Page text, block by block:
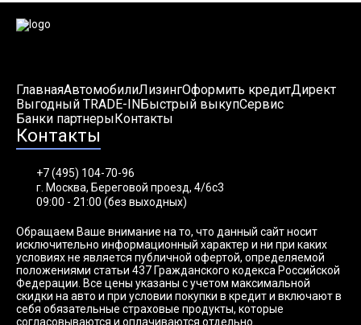
ГлавнаяАвтомобилиЛизингОформить кредитДирект
Выгодный TRADE-INБыстрый выкупСервис
Банки партнерыКонтакты
Контакты
+7 (495) 104-70-96
г. Москва, Береговой проезд, 4/6с3
09:00 - 21:00 (без выходных)
Обращаем Ваше внимание на то, что данный сайт носит
исключительно информационный характер и ни при каких
условиях не является публичной офертой, определяемой
положениями статьи 437 Гражданского кодекса Российской
Федерации. Все цены указаны с учетом максимальной
скидки на авто и при условии покупки в кредит и включают в
себя обязательные страховые продукты, которые
согласовываются и оплачиваются отдельно.